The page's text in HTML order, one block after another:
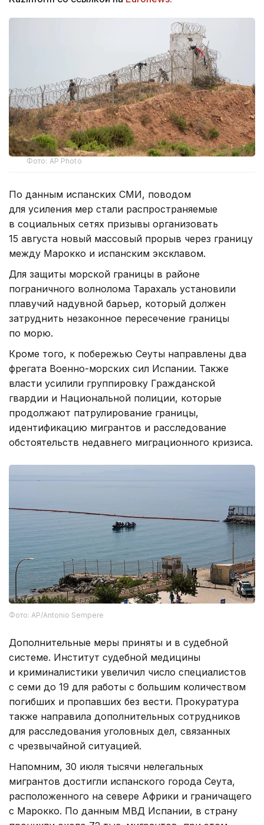
Фото: AP Photo
По данным испанских СМИ, поводом
для усиления мер стали распространяемые
в социальных сетях призывы организовать
15 августа новый массовый прорыв через границу
между Марокко и испанским эксклавом.
Для защиты морской границы в районе
пограничного волнолома Тарахаль установили
плавучий надувной барьер, который должен
затруднить незаконное пересечение границы
по морю.
Кроме того, к побережью Сеуты направлены два
фрегата Военно-морских сил Испании. Также
власти усилили группировку Гражданской
гвардии и Национальной полиции, которые
продолжают патрулирование границы,
идентификацию мигрантов и расследование
обстоятельств недавнего миграционного кризиса.
Фото: AP/Antonio Sempere
Дополнительные меры приняты и в судебной
системе. Институт судебной медицины
и криминалистики увеличил число специалистов
с семи до 19 для работы с большим количеством
погибших и пропавших без вести. Прокуратура
также направила дополнительных сотрудников
для расследования уголовных дел, связанных
с чрезвычайной ситуацией.
Напомним, 30 июля тысячи нелегальных
мигрантов достигли испанского города Сеута,
расположенного на севере Африки и граничащего
с Марокко. По данным МВД Испании, в страну